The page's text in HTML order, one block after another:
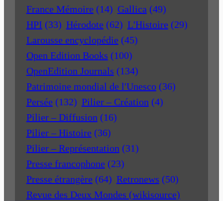
France Mémoire (14) Gallica (49)
HPI (33) Hérodote (62) L'Histoire (29)
Larousse encyclopédie (45)
Open Edition Books (100)
OpenEdition Journals (134)
Patrimoine mondial de l'Unesco (36)
Persée (132) Pilier – Création (4)
Pilier – Diffusion (16)
Pilier – Histoire (36)
Pilier – Représentation (31)
Presse francophone (23)
Presse étrangère (64) Retronews (50)
Revue des Deux Mondes (wikisource)